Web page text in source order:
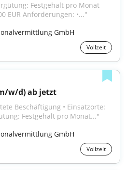
Festgehalt pro Monat
EUR Anforderungen: •..."
GmbH
Vollzeit
w/d) ab jetzt
Beschäftigung • Einsatzorte:
Festgehalt pro Monat..."
GmbH
Vollzeit